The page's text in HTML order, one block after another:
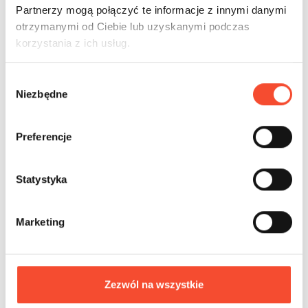
Partnerzy mogą połączyć te informacje z innymi danymi
otrzymanymi od Ciebie lub uzyskanymi podczas
korzystania z ich usług.
Niezbędne
Preferencje
Statystyka
Marketing
Zezwól na wszystkie
0017001 FENCES